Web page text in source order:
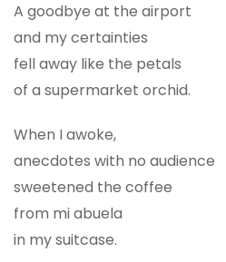
A goodbye at the airport
and my certainties
fell away like the petals
of a supermarket orchid.
When I awoke,
anecdotes with no audience
sweetened the coffee
from mi abuela
in my suitcase.